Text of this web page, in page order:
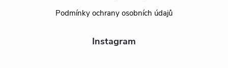
Podmínky ochrany osobních údajů
Instagram